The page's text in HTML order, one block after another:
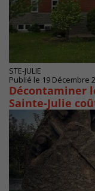
STE-JULIE
Publié le 19 Décembre
Décontaminer
Sainte-Julie